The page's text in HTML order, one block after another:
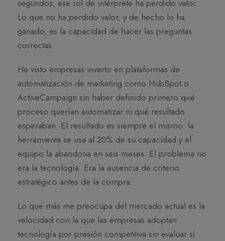
segundos, ese rol de intérprete ha perdido valor.
Lo que no ha perdido valor, y de hecho lo ha
ganado, es la capacidad de hacer las preguntas
correctas.
He visto empresas invertir en plataformas de
automatización de marketing como HubSpot o
ActiveCampaign sin haber definido primero qué
proceso querían automatizar ni qué resultado
esperaban. El resultado es siempre el mismo: la
herramienta se usa al 20% de su capacidad y el
equipo la abandona en seis meses. El problema no
era la tecnología. Era la ausencia de criterio
estratégico antes de la compra.
Lo que más me preocupa del mercado actual es la
velocidad con la que las empresas adoptan
tecnología por presión competitiva sin evaluar si